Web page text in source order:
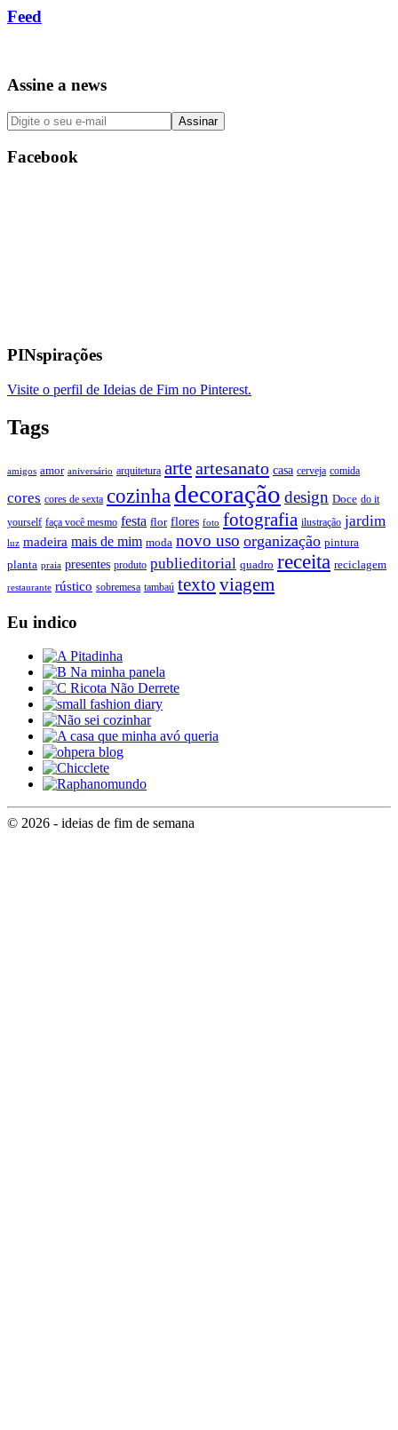
Feed
Assine a news
Facebook
PINspirações
Visite o perfil de Ideias de Fim no Pinterest.
Tags
amigos amor aniversário arquitetura arteartesanato casa cerveja comida
cores cores de sexta cozinha decoração design Doce do it
yourself faça você mesmo festa flor flores foto fotografia ilustração jardim
luz madeira mais de mim moda novo uso organização pintura
planta praia presentes produto publieditorial quadro receita reciclagem
restaurante rústico sobremesa tambaú texto viagem
Eu indico
© 2026 - ideias de fim de semana